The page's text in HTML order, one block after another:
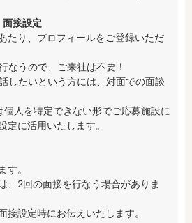
接設定
たり、プロフィールをご登録いただ
なうので、ご来社は不要！
したいという方には、対面での面談
人を特定できない形でご応募施設に
定に活用いたします。
す。
、2回の面接を行なう場合がありま
接設定時にお伝えいたします。